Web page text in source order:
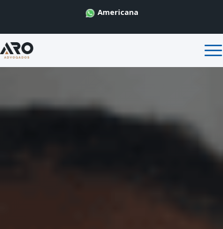
Americana